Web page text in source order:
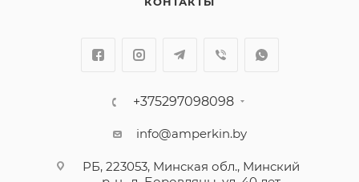
+375297098098
info@amperkin.by
РБ, 223053, Минская обл., Минский